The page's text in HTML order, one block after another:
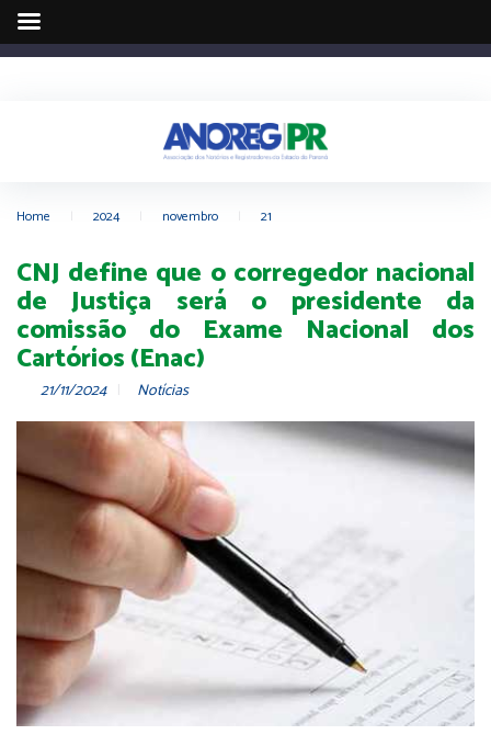
Home 2024 novembro 21
CNJ define que o corregedor nacional
de Justiça será o presidente da
comissão do Exame Nacional dos
Cartórios (Enac)
21/11/2024 Notícias